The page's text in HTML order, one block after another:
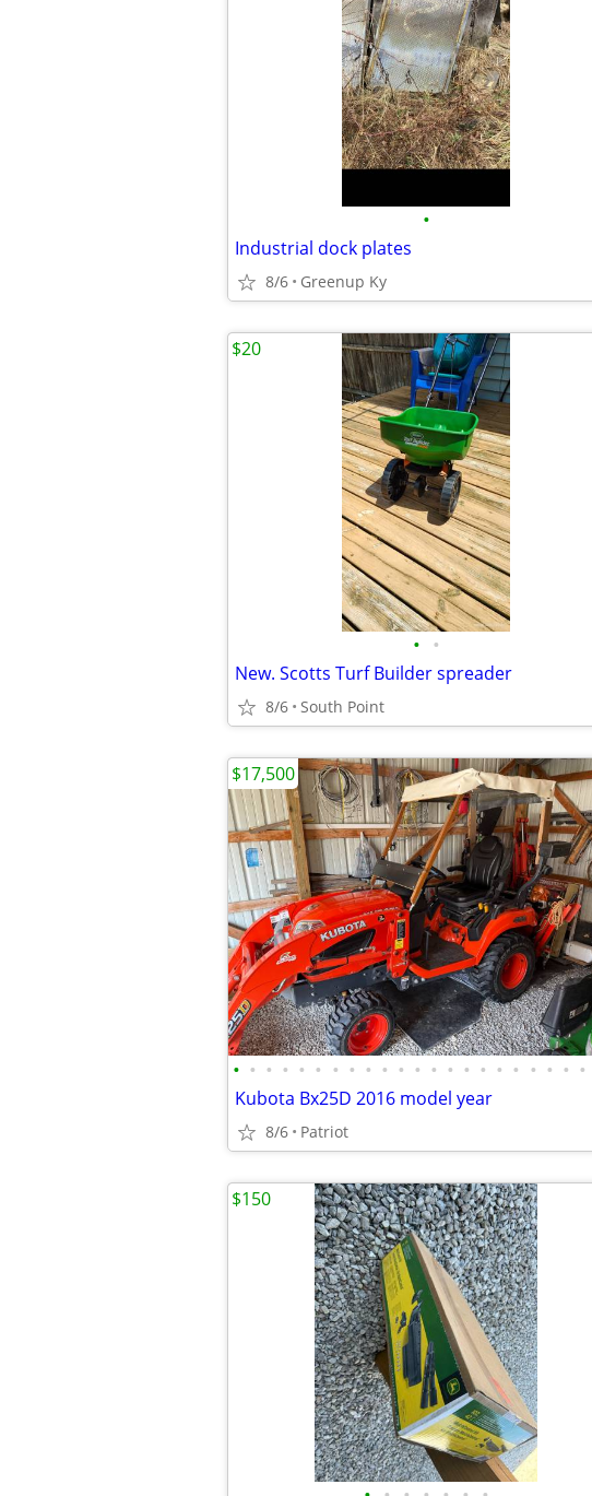
•
Industrial dock plates
8/6 Greenup Ky
• •
New. Scotts Turf Builder spreader
8/6 South Point
$20
• • • • • • • • • • • • • • • • • • • • • •
Kubota Bx25D 2016 model year
8/6 Patriot
$17,500
$150